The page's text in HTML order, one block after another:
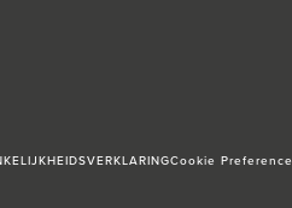
Cookie Preference